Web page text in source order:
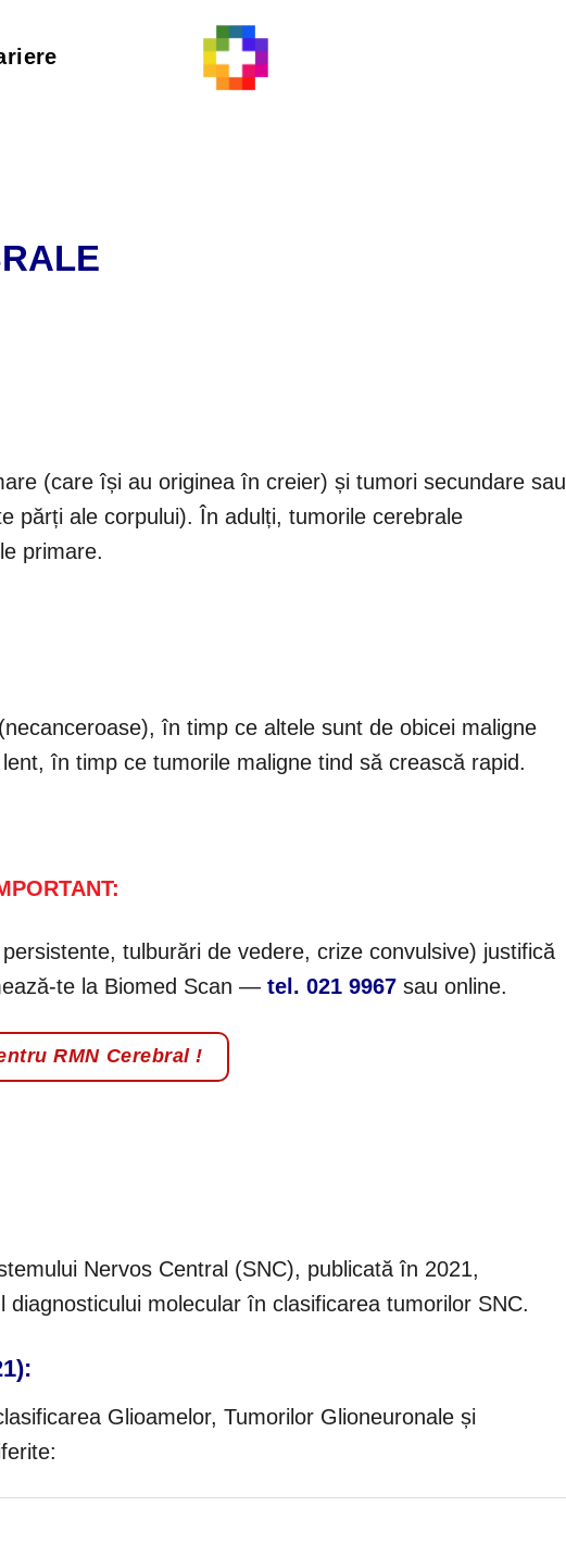
(care își au originea în creier) și tumori secundare sau
părți ale corpului). În adulți, tumorile cerebrale
primare.
în timp ce altele sunt de obicei maligne
în timp ce tumorile maligne tind să crească rapid.
tulburări de vedere, crize convulsive) justifică
te la Biomed Scan — tel. 021 9967sau online.
RMN Cerebral !
Nervos Central (SNC), publicată în 2021,
molecular în clasificarea tumorilor SNC.
Glioamelor, Tumorilor Glioneuronale și